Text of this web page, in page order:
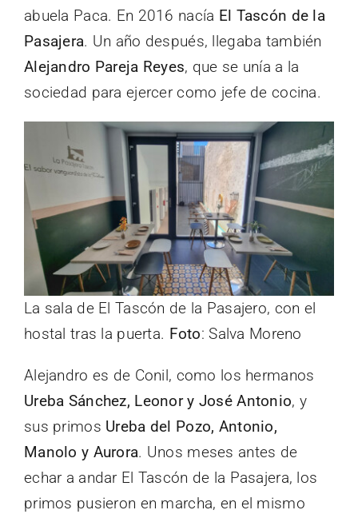
abuela Paca. En 2016 nacía El Tascón de la
Pasajera. Un año después, llegaba también
Alejandro Pareja Reyes, que se unía a la
sociedad para ejercer como jefe de cocina.
La sala de El Tascón de la Pasajero, con el
hostal tras la puerta. Foto: Salva Moreno
Alejandro es de Conil, como los hermanos
Ureba Sánchez, Leonor y José Antonio, y
sus primos Ureba del Pozo, Antonio,
Manolo y Aurora. Unos meses antes de
echar a andar El Tascón de la Pasajera, los
primos pusieron en marcha, en el mismo